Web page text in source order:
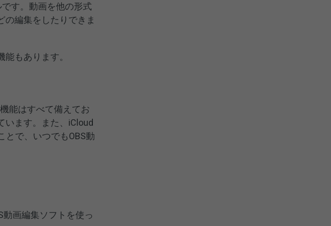
す。動画を他の形式
の編集をしたりできま
もあります。
能はすべて備えてお
います。また、iCloud
とで、いつでもOBS動
画編集ソフトを使っ